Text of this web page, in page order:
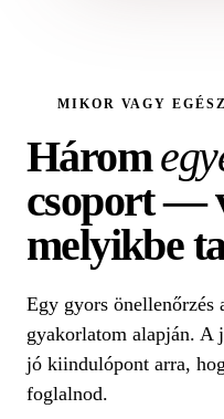
MIKOR VAGY
Három
csoport —
melyikbe
Egy gyors önellenőrzés
gyakorlatom alapján.
jó kiindulópont arra,
foglalnod.